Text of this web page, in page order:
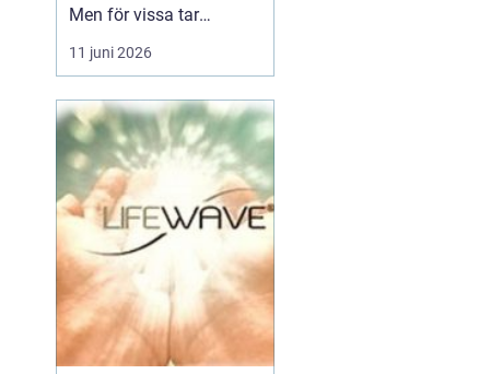
Men för vissa tar
längtan över helt.
Relationer, förälskelser
rätta blir viktigare än
jobb, vänner, hälsa och
till och med den egna
säkerheten. Då handlar
det inte längre bara om
s...
11 juni 2026